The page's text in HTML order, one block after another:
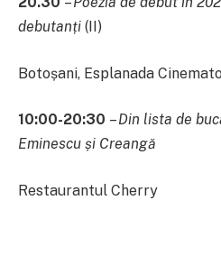
debutanți (II)
Botoșani, Esplanada
10:00-20:30 –Din lista de
Eminescu și Creangă
Restaurantul Cherry